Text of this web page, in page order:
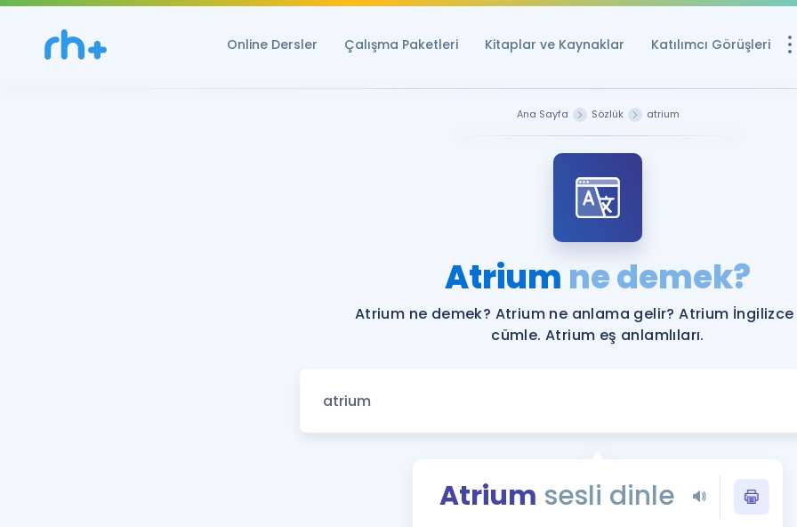
Online Dersler Çalışma Paketleri Kitaplar ve Kaynaklar Katılımcı Görüşleri
YDS ve YÖKDİL
Rehberlik Aracı
YDS ve YÖKDİL'e
Tüm ÖSYM
YDS - YÖKDİL
Ana Sayfa Sözlük atrium
Atrium ne demek?
Atrium ne demek? Atrium ne anlama gelir? Atrium
cümle. Atrium eş anlamlıları.
Atrium sesli dinle